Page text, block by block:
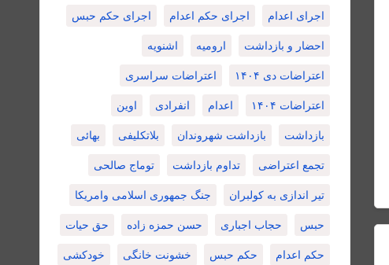
اجرای اعدام اجرای حکم اعدام اجرای حکم حبس
احضار و بازداشت ارومیه اشنویه
اعتراضات دی ۱۴۰۴ اعتراضات سراسری
اعتراضات ۱۴۰۴ اعدام انفرادی اوین
بازداشت بازداشت شهروندان بلاتکلیفی بهائی
تجمع اعتراضی تداوم بازداشت توماج صالحی
تیر اندازی به کولبران جنگ جمهوری اسلامی وامریکا
حبس حجاب اجباری حسن حمزه زاده حق حیات
حکم اعدام حکم حبس خشونت خانگی خودکشی